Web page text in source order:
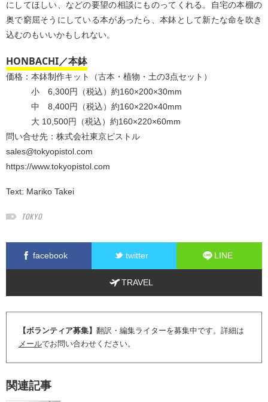
にしてほしい、などの要望の相談にものってくれる。自宅の本棚の
奥で窮屈そうにしている本があったら、本鉢として新たな命を吹き
込むのもいいかもしれない。
HONBACHI／本鉢
価格：本鉢制作キット（古本・植物・土の3点セット）
小 6,300円（税込）約160×200×30mm
中 8,400円（税込）約160×220×40mm
大 10,500円（税込）約160×220×60mm
問い合せ先：株式会社東京ピストル
sales@tokyopistol.com
https://www.tokyopistol.com
Text: Mariko Takei
TOKYO
facebook twitter LINE
TRAVEL
【ボランティア募集】 翻訳・編集ライターを募集中です。詳細は
メールでお問い合わせください。
関連記事